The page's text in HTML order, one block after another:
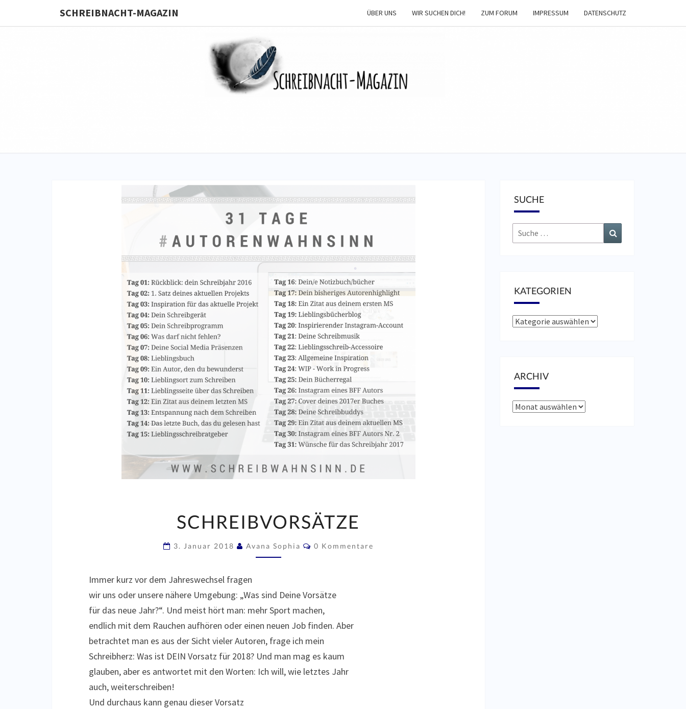
SCHREIBNACHT-MAGAZIN ÜBER UNS WIR SUCHEN DICH! ZUM FORUM IMPRESSUM DATENSCHUTZ
SCHREIBVORSÄTZE
3. Januar 2018 Avana Sophia Kommentare
0 Kommentare
Immer kurz vor dem Jahreswechsel fragen
wir uns oder unsere nähere Umgebung: „Was sind Deine Vorsätze
für das neue Jahr?“. Und meist hört man: mehr Sport machen,
endlich mit dem Rauchen aufhören oder einen neuen Job finden. Aber
betrachtet man es aus der Sicht vieler Autoren, frage ich mein
Schreibherz: Was ist DEIN Vorsatz für 2018? Und man mag es kaum
glauben, aber es antwortet mit den Worten: Ich will, wie letztes Jahr
auch, weiterschreiben!
Und durchaus kann genau dieser Vorsatz
SUCHE
Suche
nach:
KATEGORIEN
Kategorien
ARCHIV
Archiv